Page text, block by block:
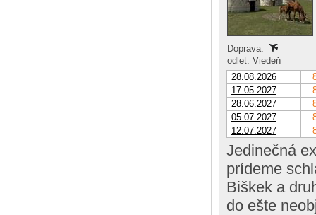
Doprava:
odlet: Viedeň
28.08.2026
17.05.2027
28.06.2027
05.07.2027
12.07.2027
Jedinečná
prídeme
Biškek a
do ešte